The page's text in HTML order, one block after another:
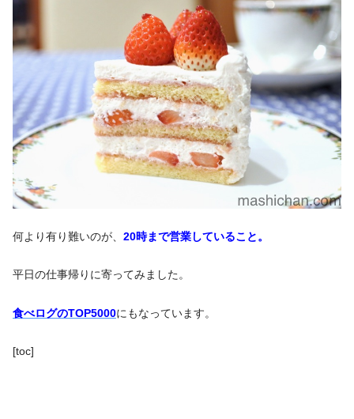
何より有り難いのが、 20時まで営業していること。
平日の仕事帰りに寄ってみました。
食べログのTOP5000にもなっています。
[toc]